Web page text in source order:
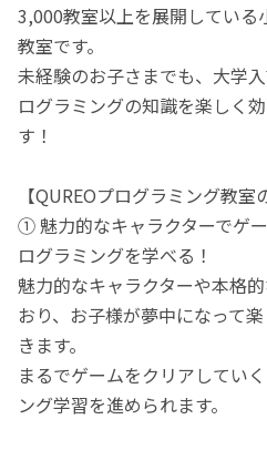
3,000教室以上を展開している
教室です。
未経験のお子さまでも、大学
ログラミングの知識を楽しく
す！
【QUREOプログラミング教室
① 魅力的なキャラクターでゲ
ログラミングを学べる！
魅力的なキャラクターや本格
おり、お子様が夢中になって
きます。
まるでゲームをクリアしてい
ング学習を進められます。